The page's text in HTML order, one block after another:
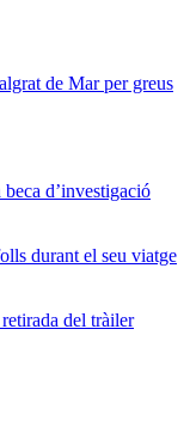
de Mar per greus
d’investigació
durant el seu viatge
del tràiler